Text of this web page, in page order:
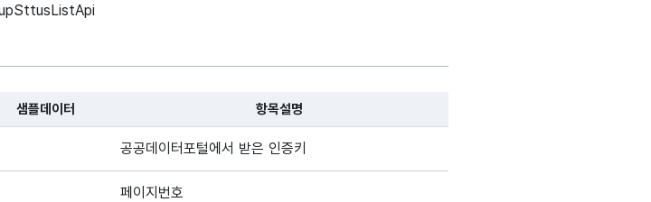
, 항목크기, 항목구분, 샘플데이터, 항목 설명순으로 나열됩니다.
샘플데이터 항목설명
공공데이터포털에서 받은 인증키
페이지번호